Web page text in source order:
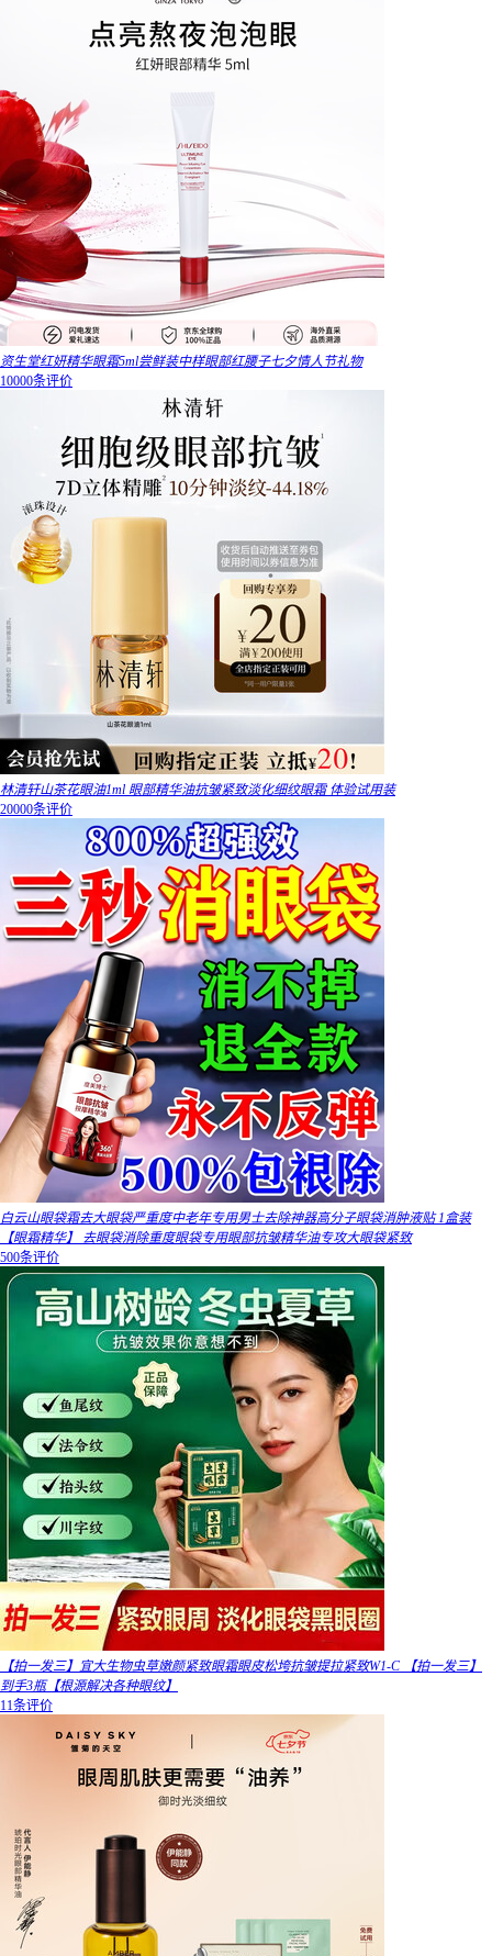
资生堂红妍精华眼霜5ml尝鲜装中样眼部红腰子七夕情人节礼物
10000条评价
林清轩山茶花眼油1ml 眼部精华油抗皱紧致淡化细纹眼霜 体验试用装
20000条评价
白云山眼袋霜去大眼袋严重度中老年专用男士去除神器高分子眼袋消肿液贴 1盒装
【眼霜精华】 去眼袋消除重度眼袋专用眼部抗皱精华油专攻大眼袋紧致
500条评价
【拍一发三】宜大生物虫草嫩颜紧致眼霜眼皮松垮抗皱提拉紧致W1-C 【拍一发三】
到手3瓶【根源解决各种眼纹】
11条评价